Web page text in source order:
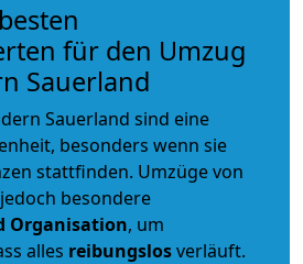
für den Umzug
Sauerland
Sauerland sind eine
besonders wenn sie
stattfinden. Umzüge von
besondere
Organisation, um
alles reibungslosverläuft.